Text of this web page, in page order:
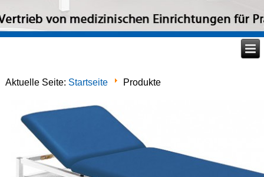
Aktuelle Seite: Startseite Produkte